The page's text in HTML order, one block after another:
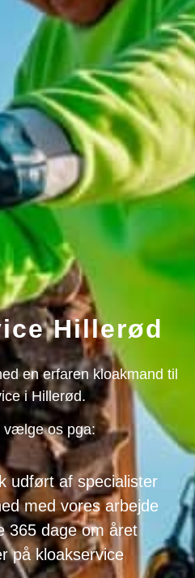
Hillerød
en erfaren kloakmand til
i Hillerød.
vælge os pga:
udført af specialister
med vores arbejde
365 dage om året
på kloakservice